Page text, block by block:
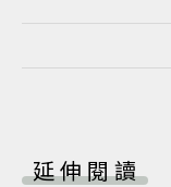
延伸閱讀